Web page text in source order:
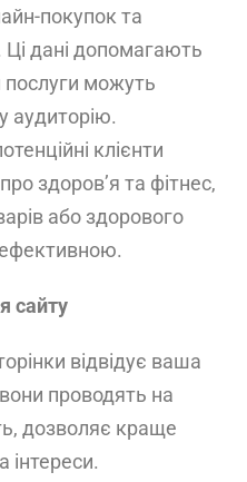
покупок та
дані допомагають
послуги можуть
аудиторію.
клієнти
здоров’я та фітнес,
або здорового
сайту
відвідує ваша
проводять на
дозволяє краще
інтереси.